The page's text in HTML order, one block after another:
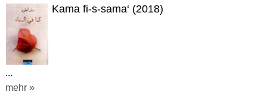
Kama fi-s-sama‘ (2018)
...
mehr »